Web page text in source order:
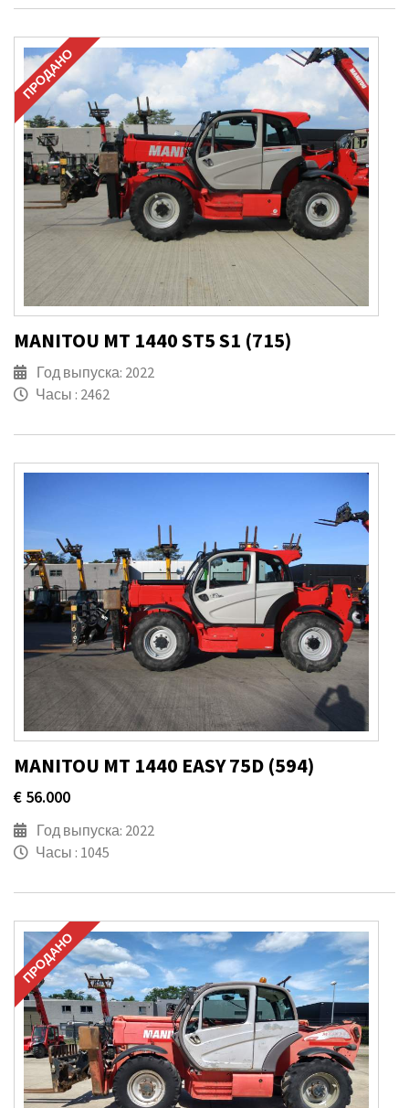
ПРОДАНО
MANITOU MT 1440 ST5 S1 (715)
Год выпуска: 2022
Часы : 2462
MANITOU MT 1440 EASY 75D (594)
€ 56.000
Год выпуска: 2022
Часы : 1045
ПРОДАНО